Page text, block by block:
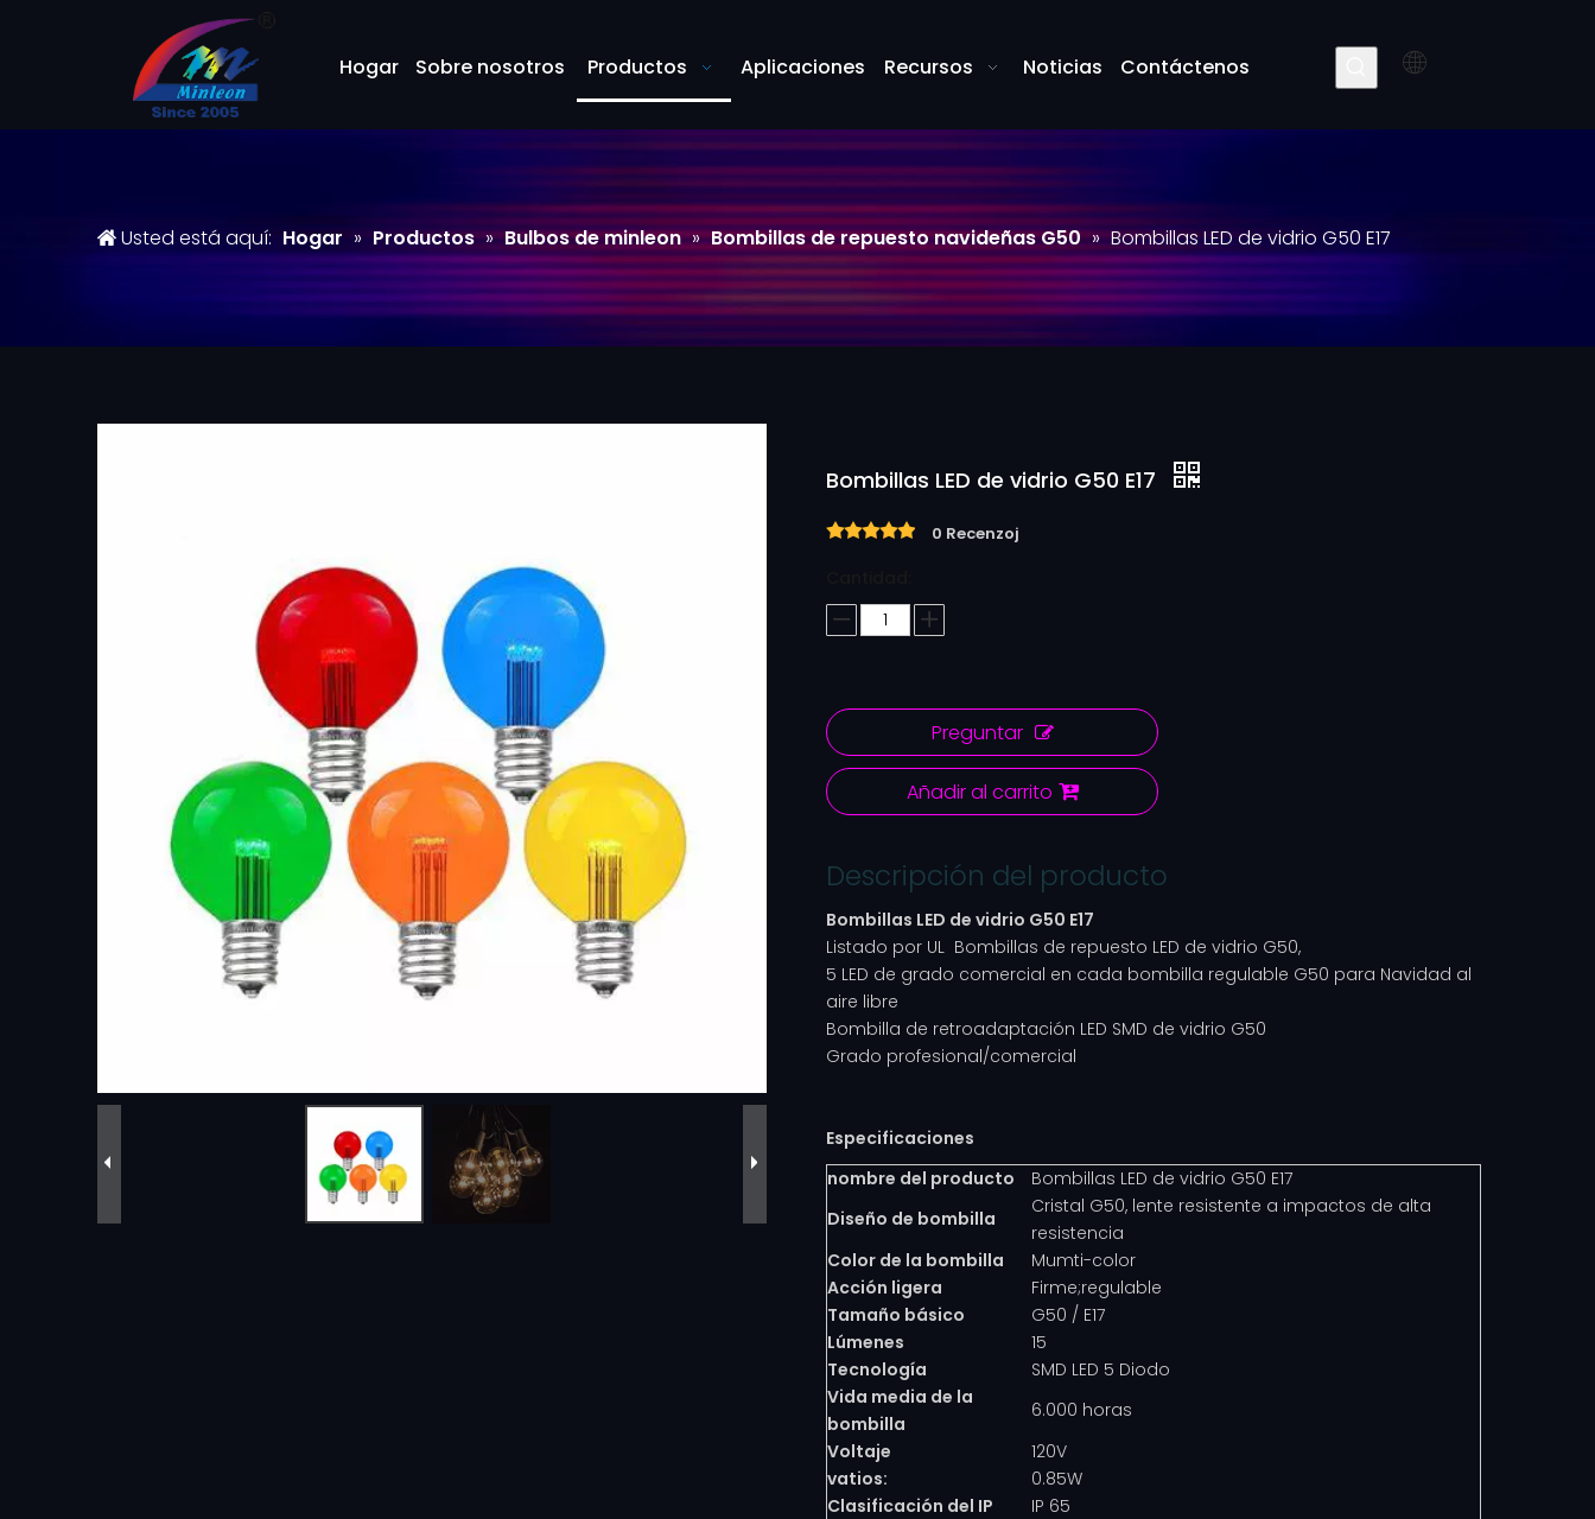
Hogar Sobre nosotros Productos Aplicaciones Recursos Noticias Contáctenos
Usted está aquí: Hogar » Productos » Bulbos de minleon » Bombillas de repuesto navideñas G50 » Bombillas LED de vidrio G50 E17
Bombillas LED de vidrio G50 E17
0 Recenzoj
Preguntar
Añadir al carrito
Descripción del producto
Bombillas LED de vidrio G50 E17
Listado por UL Bombillas de repuesto LED de vidrio G50,
5 LED de grado comercial en cada bombilla regulable G50 para Navidad al
aire libre
Bombilla de retroadaptación LED SMD de vidrio G50
Grado profesional/comercial
Especificaciones
nombre del producto
Bombillas LED de vidrio G50 E17
Diseño de bombilla
Cristal G50, lente resistente a impactos de alta
resistencia
Color de la bombilla
Mumti-color
Acción ligera
Firme;regulable
Tamaño básico
G50 / E17
Lúmenes
15
Tecnología
SMD LED 5 Diodo
Vida media de la
bombilla
6.000 horas
Voltaje
120V
vatios:
0.85W
Clasificación del IP
IP 65